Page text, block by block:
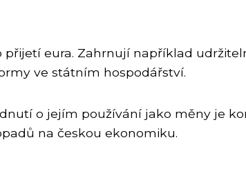
eura. Zahrnují například
ve státním hospodářství.
o jejím používání jako měny je
na českou ekonomiku.